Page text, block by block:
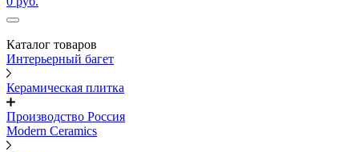
Каталог товаров
Интерьерный багет
Керамическая плитка
Производство Россия
Modern Ceramics